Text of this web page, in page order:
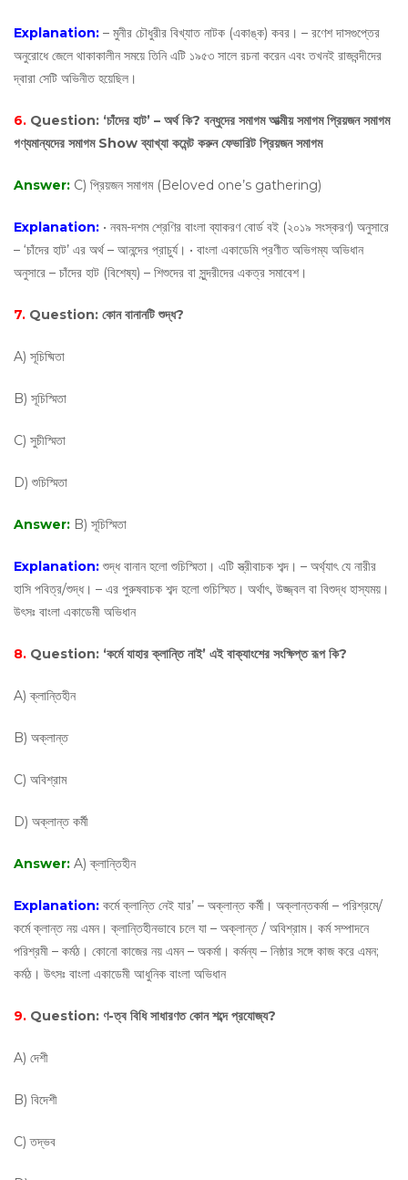
Explanation: – মুনীর চৌধুরীর বিখ্যাত নাটক (একাঙ্ক) কবর। – রণেশ দাসগুপ্তের
অনুরোধে জেলে থাকাকালীন সময়ে তিনি এটি ১৯৫৩ সালে রচনা করেন এবং তখনই রাজবন্দীদের
দ্বারা সেটি অভিনীত হয়েছিল।
6. Question: ‘চাঁদের হাট’ – অর্থ কি? বন্ধুদের সমাগম আত্মীয় সমাগম প্রিয়জন সমাগম
গণ্যমান্যদের সমাগম Show ব্যাখ্যা কমেন্ট করুন ফেভারিট প্রিয়জন সমাগম
Answer: C) প্রিয়জন সমাগম (Beloved one’s gathering)
Explanation: • নবম-দশম শ্রেণির বাংলা ব্যাকরণ বোর্ড বই (২০১৯ সংস্করণ) অনুসারে
– ‘চাঁদের হাট’ এর অর্থ – আনন্দের প্রাচুর্য। • বাংলা একাডেমি প্রণীত অভিগম্য অভিধান
অনুসারে – চাঁদের হাট (বিশেষ্য) – শিশুদের বা সুন্দরীদের একত্র সমাবেশ।
7. Question: কোন বানানটি শুদ্ধ?
A) সূচিষ্মিতা
B) সূচিস্মিতা
C) সুচীস্মিতা
D) শুচিস্মিতা
Answer: B) সূচিস্মিতা
Explanation: শুদ্ধ বানান হলো শুচিস্মিতা। এটি স্ত্রীবাচক শব্দ। – অর্থ্যাৎ যে নারীর
হাসি পবিত্র/শুদ্ধ। – এর পুরুষবাচক শব্দ হলো শুচিস্মিত। অর্থাৎ, উজ্জ্বল বা বিশুদ্ধ হাস্যময়।
উৎসঃ বাংলা একাডেমী অভিধান
8. Question: ‘কর্মে যাহার ক্লান্তি নাই’ এই বাক্যাংশের সংক্ষিপ্ত রূপ কি?
A) ক্লান্তিহীন
B) অক্লান্ত
C) অবিশ্রাম
D) অক্লান্ত কর্মী
Answer: A) ক্লান্তিহীন
Explanation: কর্মে ক্লান্তি নেই যার’ – অক্লান্ত কর্মী। অক্লান্তকর্মা – পরিশ্রমে/
কর্মে ক্লান্ত নয় এমন। ক্লান্তিহীনভাবে চলে যা – অক্লান্ত / অবিশ্রাম। কর্ম সম্পাদনে
পরিশ্রমী – কর্মঠ। কোনো কাজের নয় এমন – অকর্মা। কর্মন্য – নিষ্ঠার সঙ্গে কাজ করে এমন;
কর্মঠ। উৎসঃ বাংলা একাডেমী আধুনিক বাংলা অভিধান
9. Question: ণ-ত্ব বিধি সাধারণত কোন শব্দে প্রযোজ্য?
A) দেশী
B) বিদেশী
C) তদ্ভব